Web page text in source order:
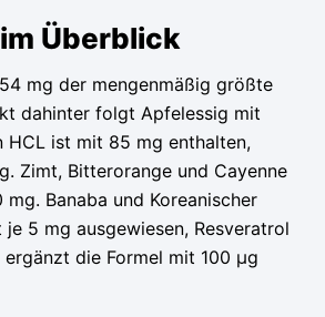
Überblick
mg der mengenmäßig größte
dahinter folgt Apfelessig mit
HCL ist mit 85 mg enthalten,
Zimt, Bitterorange und Cayenne
Banaba und Koreanischer
5 mg ausgewiesen, Resveratrol
ergänzt die Formel mit 100 µg